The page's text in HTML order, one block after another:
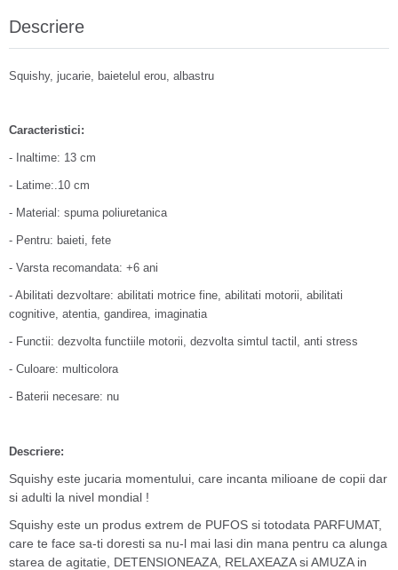
Descriere
Squishy, jucarie, baietelul erou, albastru
Caracteristici:
- Inaltime: 13 cm
- Latime:.10 cm
- Material: spuma poliuretanica
- Pentru: baieti, fete
- Varsta recomandata: +6 ani
- Abilitati dezvoltare: abilitati motrice fine, abilitati motorii, abilitati
cognitive, atentia, gandirea, imaginatia
- Functii: dezvolta functiile motorii, dezvolta simtul tactil, anti stress
- Culoare: multicolora
- Baterii necesare: nu
Descriere:
Squishy este jucaria momentului, care incanta milioane de copii dar
si adulti la nivel mondial !
Squishy este un produs extrem de PUFOS si totodata PARFUMAT,
care te face sa-ti doresti sa nu-l mai lasi din mana pentru ca alunga
starea de agitatie, DETENSIONEAZA, RELAXEAZA si AMUZA in